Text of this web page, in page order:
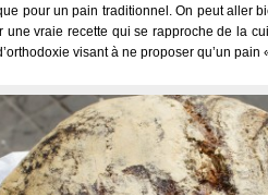
pour un pain traditionnel. On peut aller
une vraie recette qui se rapproche de la
visant à ne proposer qu’un pain